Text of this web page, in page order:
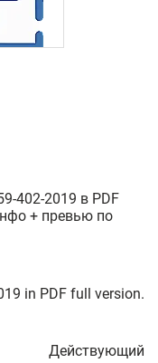
402-2019 в PDF
+ превью по
in PDF full version.
Действующий